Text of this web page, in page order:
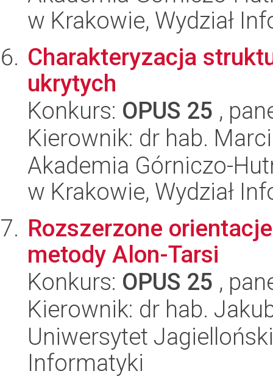
w Krakowie, Wydział
Charakteryzacja
ukrytych
Konkurs: OPUS 25 ,
Kierownik: dr hab.
Akademia Górniczo-
w Krakowie, Wydział
Rozszerzone
metody Alon-Tarsi
Konkurs: OPUS 25 ,
Kierownik: dr hab.
Uniwersytet
Informatyki